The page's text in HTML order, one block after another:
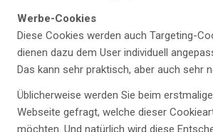
Werbe-Cookies
Diese Cookies werden auch Targeting-
dienen dazu dem User individuell
Das kann sehr praktisch, aber auch sehr
Üblicherweise werden Sie beim
Webseite gefragt, welche dieser
möchten. Und natürlich wird diese